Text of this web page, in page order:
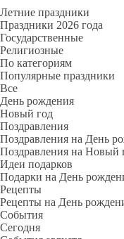
Летние праздники
Праздники 2026 года
Государственные
Религиозные
По категориям
Популярные праздники
Все
День рождения
Новый год
Поздравления
Поздравления на День
Поздравления на Новый
Идеи подарков
Подарки на День
Рецепты
Рецепты на День
События
Cегодня